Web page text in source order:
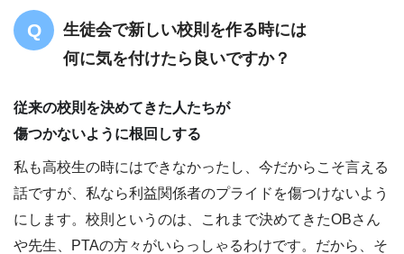
生徒会で新しい校則を作る時には
何に気を付けたら良いですか？
従来の校則を決めてきた人たちが
傷つかないように根回しする
私も高校生の時にはできなかったし、今だからこそ言える
話ですが、私なら利益関係者のプライドを傷つけないよう
にします。校則というのは、これまで決めてきたOBさん
や先生、PTAの方々がいらっしゃるわけです。だから、そ